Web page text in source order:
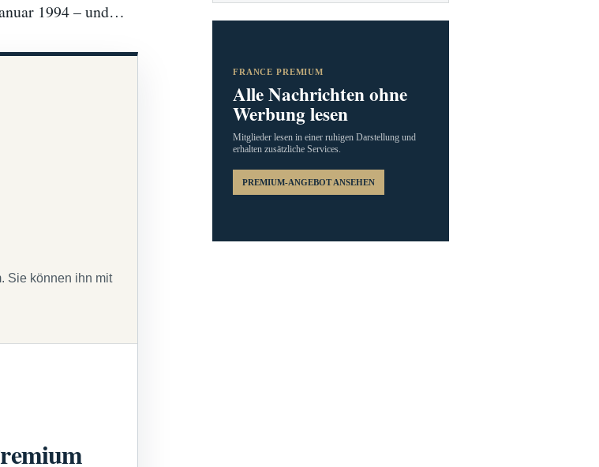
1994 – und…
Sie können ihn mit
FRANCE PREMIUM
Alle Nachrichten ohne
Werbung lesen
Mitglieder lesen in einer ruhigen Darstellung und
erhalten zusätzliche Services.
PREMIUM-ANGEBOT ANSEHEN